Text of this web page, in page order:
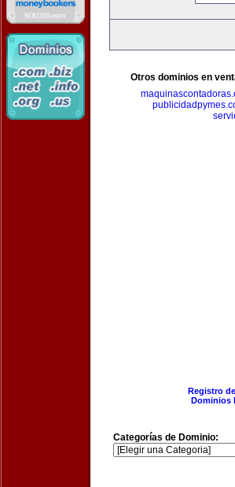
Otros dominios en
Registro
Dominios
Categorías de Dominio: